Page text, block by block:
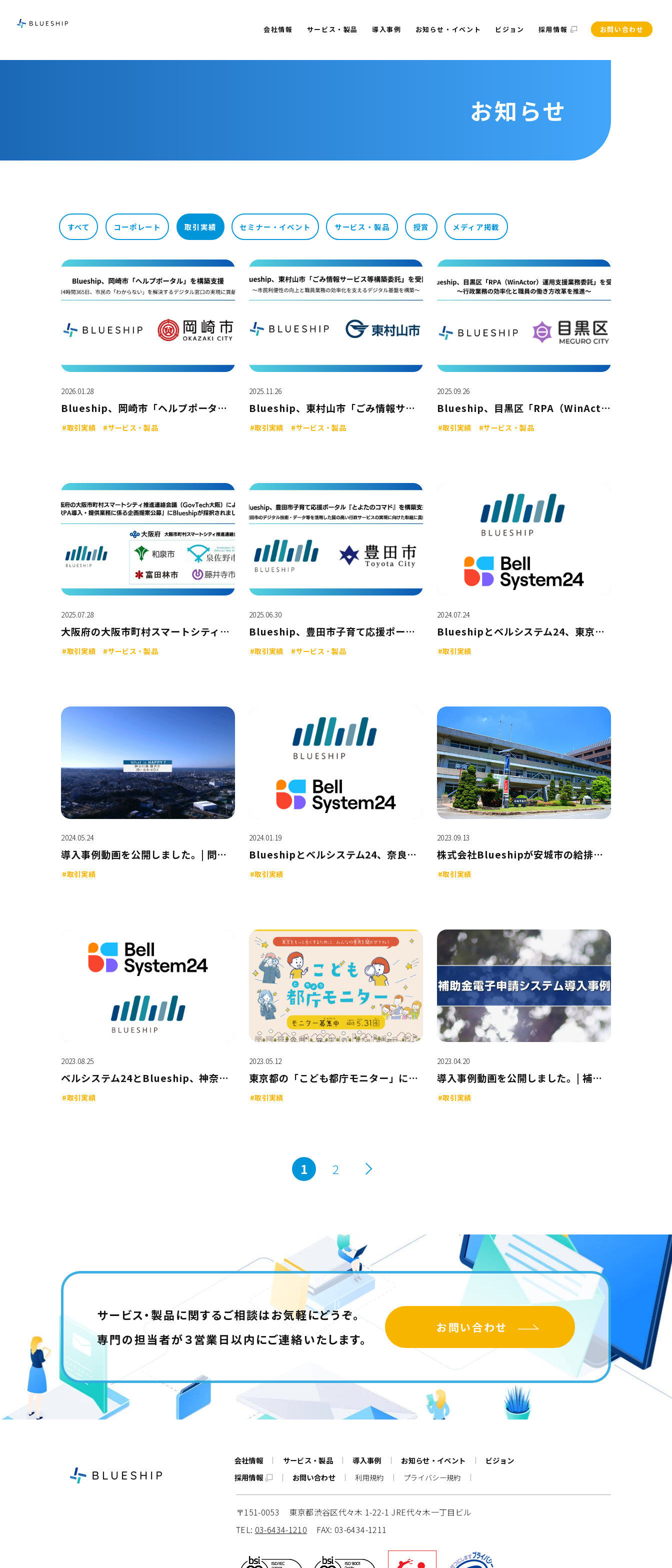
会社情報 サービス・製品 導入事例 お知らせ・イベント ビジョン 採用情報 お問い合わせ
お知らせ
すべて コーポレート 取引実績 セミナー・イベント サービス・製品 授賞 メディア掲載
2026.01.28
Blueship、岡崎市「ヘルプポータル」を構築支援
#取引実績 #サービス・製品
2025.11.26
Blueship、東村山市「ごみ情報サービス等構築委託」を受託
#取引実績 #サービス・製品
2025.09.26
Blueship、目黒区「RPA（WinActor®）運用支援業務委託」を受託
#取引実績 #サービス・製品
2025.07.28
大阪府の大阪市町村スマートシティ推進連絡会議（GovTech大阪）による 「RPA導入・提供業務に係る企画提案公募」にBlueshipが採択されました
#取引実績 #サービス・製品
2025.06.30
Blueship、豊田市子育て応援ポータル「とよたのコマド」を構築支援 ~豊田市のデジタル技術・データ等を活用した質の高い行政サービスの実現に向けた取組に貢献~
#取引実績 #サービス・製品
2024.07.24
Blueshipとベルシステム24、東京都世田谷区の「住民税非課税世帯等への価格高騰重点支援給付金」業務を開始
#取引実績
2024.05.24
導入事例動画を公開しました。| 問い合わせDX【藤沢市様】
#取引実績
2024.01.19
Blueshipとベルシステム24、奈良県の「中小企業等の賃上げ促進事業」を運営
#取引実績
2023.09.13
株式会社Blueshipが安城市の給排水工事申請のデジタル化を支援
#取引実績
2023.08.25
ベルシステム24とBlueship、神奈川県藤沢市のデジタル市役所の実現に向けた「藤沢市コンタクトセンター」を構築・運用開始
#取引実績
2023.05.12
東京都の「こども都庁モニター」において、Blueshipが応募サイト構築を受託
#取引実績
2023.04.20
導入事例動画を公開しました。| 補助金電子申請システム【奈良県様】
#取引実績
1 2
サービス・製品に関するご相談はお気軽にどうぞ。
専門の担当者が３営業日以内にご連絡いたします。
お問い合わせ
会社情報 サービス・製品 導入事例 お知らせ・イベント
ビジョン
採用情報
お問い合わせ 利用規約 プライバシー規約
〒151-0053
東京都渋谷区代々木 1-22-1 JRE代々木一丁目ビル
TEL: 03-6434-1210 FAX: 03-6434-1211